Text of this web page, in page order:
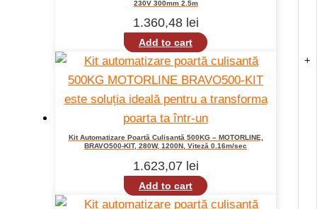
+
230V 300mm 2.5m
1.360,48 lei
Add to cart
Kit Automatizare Poartă Culisantă 500KG – MOTORLINE,
BRAVO500-KIT, 280W, 1200N, Viteză 0.16m/sec
1.623,07 lei
Add to cart